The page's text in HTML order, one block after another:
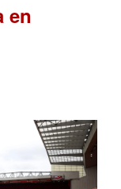
en